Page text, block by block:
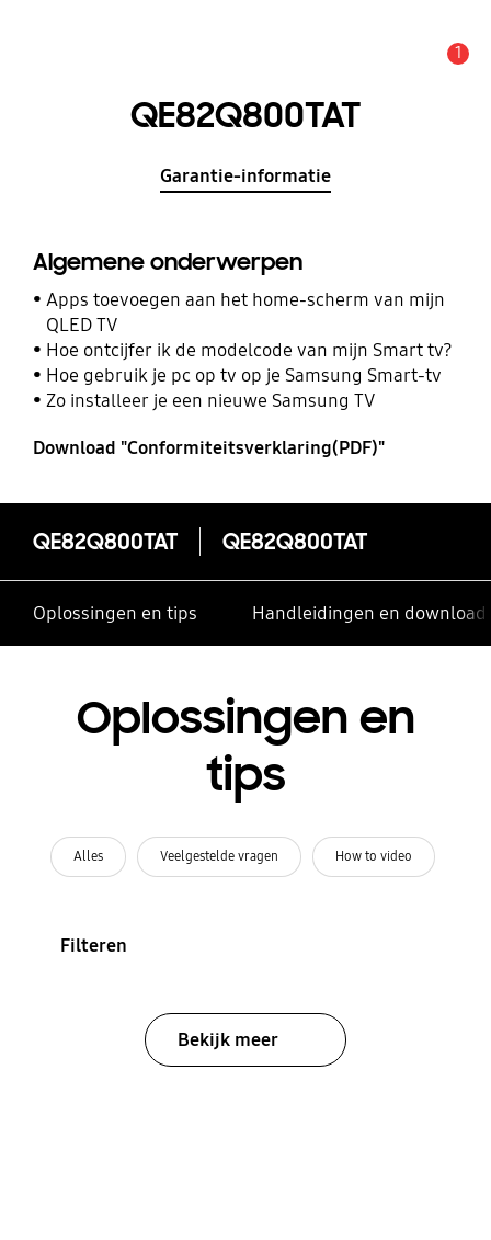
1
QE82Q800TAT
Garantie-informatie
Algemene onderwerpen
Apps toevoegen aan het home-scherm van mijn
QLED TV
Hoe ontcijfer ik de modelcode van mijn Smart tv?
Hoe gebruik je pc op tv op je Samsung Smart-tv
Zo installeer je een nieuwe Samsung TV
Download "Conformiteitsverklaring(PDF)"
QE82Q800TAT QE82Q800TAT
Oplossingen en tips Handleidingen en
Oplossingen en
tips
Alles Veelgestelde vragen How to video
Filteren
Bekijk meer